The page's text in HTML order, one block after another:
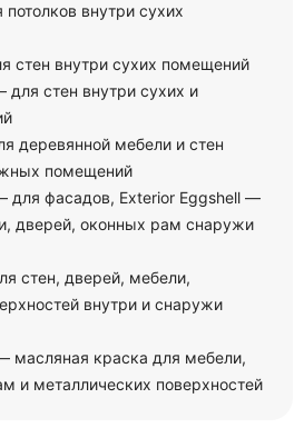
внутри сухих
стен внутри сухих помещений
для стен внутри сухих и
деревянной мебели и стен
помещений
для фасадов, Exterior Eggshell —
дверей, оконных рам снаружи
стен, дверей, мебели,
внутри и снаружи
масляная краска для мебели,
и металлических поверхностей